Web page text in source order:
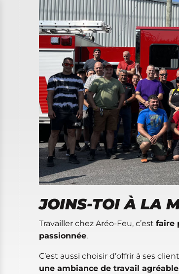
JOINS-TOI À LA
Travailler chez Aréo-Feu, c’est faire
passionnée.
C’est aussi choisir d’offrir à ses
une ambiance de travail